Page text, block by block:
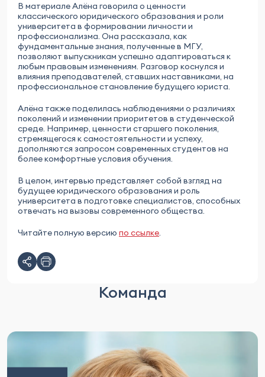
В материале Алёна говорила о ценности
классического юридического образования и роли
университета в формировании личности и
профессионализма. Она рассказала, как
фундаментальные знания, полученные в МГУ,
позволяют выпускникам успешно адаптироваться к
любым правовым изменениям. Разговор коснулся и
влияния преподавателей, ставших наставниками, на
профессиональное становление будущего юриста.
Алёна также поделилась наблюдениями о различиях
поколений и изменении приоритетов в студенческой
среде. Например, ценности старшего поколения,
стремящегося к самостоятельности и успеху,
дополняются запросом современных студентов на
более комфортные условия обучения.
В целом, интервью представляет собой взгляд на
будущее юридического образования и роль
университета в подготовке специалистов, способных
отвечать на вызовы современного общества.
Читайте полную версию по ссылке.
Команда